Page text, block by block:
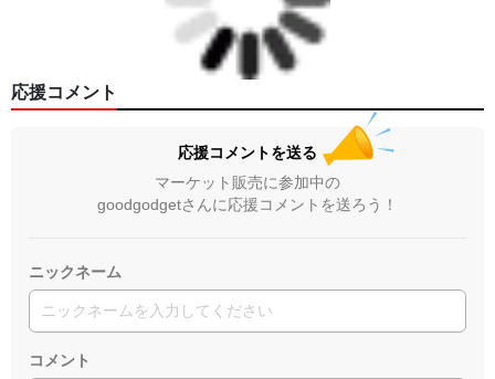
応援コメント
応援コメントを送る
マーケット販売に参加中の
goodgodgetさんに応援コメントを送ろう！
ニックネーム
コメント